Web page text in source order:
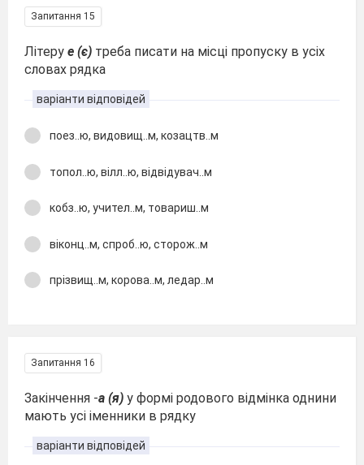
Запитання 15
Літеру е (є) треба писати на місці пропуску в усіх
словах рядка
варіанти відповідей
поез..ю, видовищ..м, козацтв..м
топол..ю, вілл..ю, відвідувач..м
кобз..ю, учител..м, товариш..м
віконц..м, спроб..ю, сторож..м
прізвищ..м, корова..м, ледар..м
Запитання 16
Закінчення -а (я) у формі родового відмінка однини
мають усі іменники в рядку
варіанти відповідей